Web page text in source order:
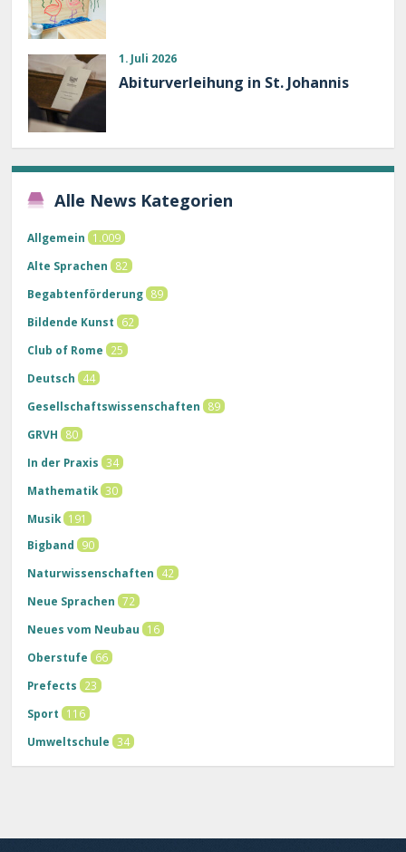
1. Juli 2026
Abiturverleihung in St. Johannis
Alle News Kategorien
Allgemein
1.009
Alte Sprachen
82
Begabtenförderung 89
Bildende Kunst
62
Club of Rome
25
Deutsch
44
Gesellschaftswissenschaften
89
GRVH
80
In der Praxis
34
Mathematik 30
Musik 191
Bigband
90
Naturwissenschaften
42
Neue Sprachen 72
Neues vom Neubau
16
Oberstufe
66
Prefects
23
Sport
116
Umweltschule
34